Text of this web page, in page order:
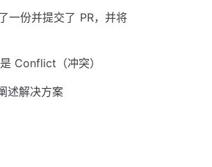
一份并提交了 PR，并将
Conflict（冲突）
述解决方案